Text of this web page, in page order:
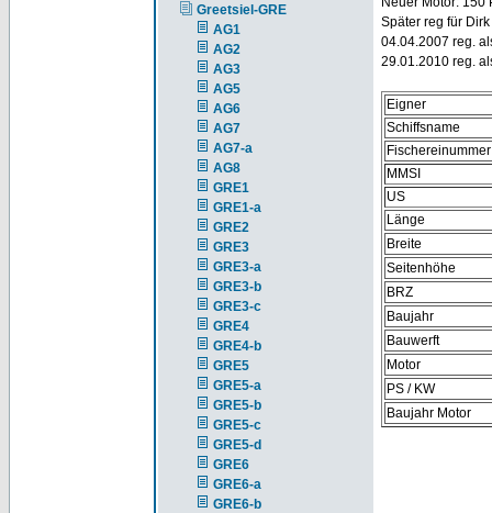
Greetsiel-GRE
AG1
AG2
AG3
AG5
AG6
AG7
AG7-a
AG8
GRE1
GRE1-a
GRE2
GRE3
GRE3-a
GRE3-b
GRE3-c
GRE4
GRE4-b
GRE5
GRE5-a
GRE5-b
GRE5-c
GRE5-d
GRE6
GRE6-a
GRE6-b
Später reg für
04.04.2007 reg.
29.01.2010 reg.
Eigner
Schiffsname
Fischereinummer
MMSI
US
Länge
Breite
Seitenhöhe
BRZ
Baujahr
Bauwerft
Motor
PS / KW
Baujahr Motor